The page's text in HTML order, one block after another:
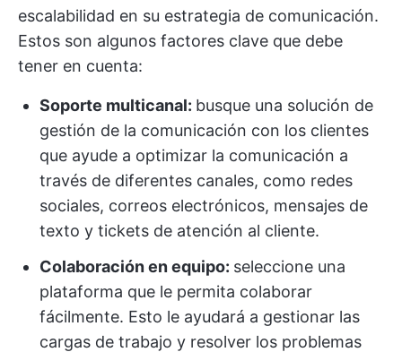
escalabilidad en su estrategia de comunicación.
Estos son algunos factores clave que debe
tener en cuenta:
Soporte multicanal: busque una solución de
gestión de la comunicación con los clientes
que ayude a optimizar la comunicación a
través de diferentes canales, como redes
sociales, correos electrónicos, mensajes de
texto y tickets de atención al cliente.
Colaboración en equipo: seleccione una
plataforma que le permita colaborar
fácilmente. Esto le ayudará a gestionar las
cargas de trabajo y resolver los problemas